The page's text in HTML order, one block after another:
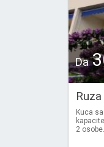
Da
Ruza
Kuca
2 osobe.